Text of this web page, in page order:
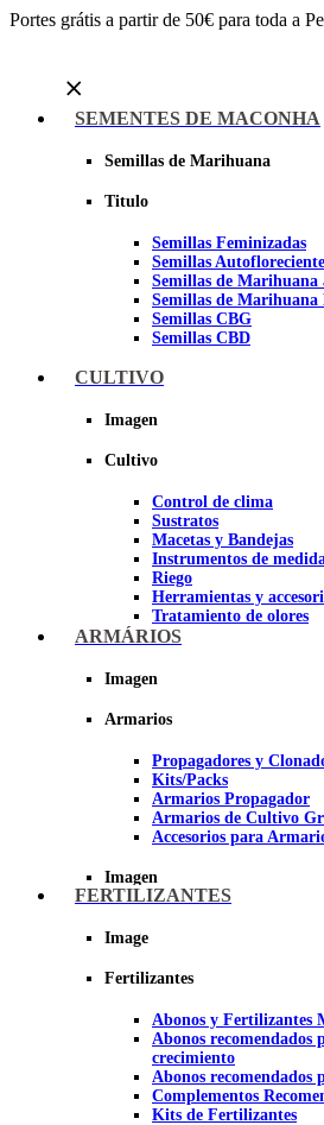
Portes grátis a partir de 50€ para toda a
SEMENTES DE MACONHA
Semillas de Marihuana
Titulo
Semillas Feminizadas
Semillas
Semillas de Marihuana
Semillas de Marihuana
Semillas CBG
Semillas CBD
Sheer seeds
CULTIVO
Imagen
Cultivo
Control de clima
Sustratos
Macetas y Bandejas
Instrumentos de
Riego
Herramientas y
Tratamiento de olores
Insecticidas y fungicidas
Papel Reflectante para
ARMÁRIOS
Imagen
Armarios
Propagadores y
Kits/Packs
Armarios Propagador
Armarios de Cultivo
Accesorios para
Imagen
FERTILIZANTES
Image
Fertilizantes
Abonos y Fertilizantes
Abonos recomendados
crecimiento
Abonos recomendados
Complementos
Kits de Fertilizantes